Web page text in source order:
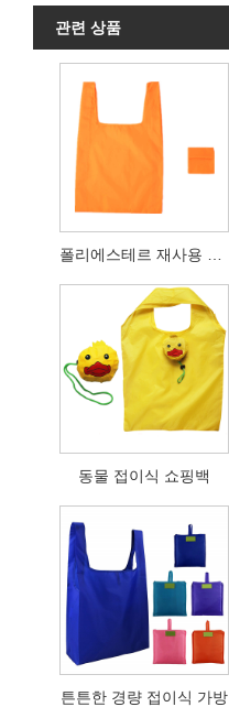
관련 상품
동물 접이식 쇼핑백
튼튼한 경량 접이식 가방